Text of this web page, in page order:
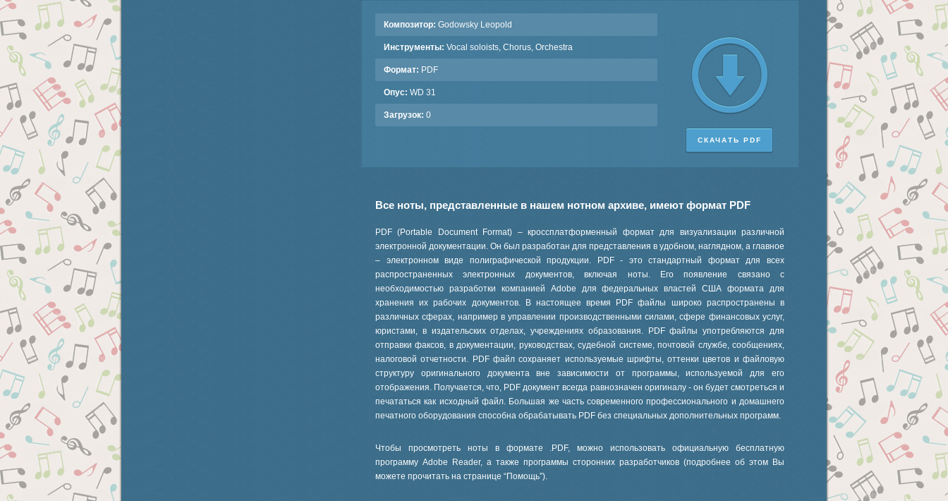
Композитор: Godowsky Leopold
Инструменты: Vocal soloists, Chorus, Orchestra
Формат: PDF
Опус: WD 31
Загрузок: 0
СКАЧАТЬ PDF
Все ноты, представленные в нашем нотном архиве, имеют формат PDF
PDF (Portable Document Format) – кроссплатформенный формат для визуализации различной
электронной документации. Он был разработан для представления в удобном, наглядном, а главное
– электронном виде полиграфической продукции. PDF - это стандартный формат для всех
распространенных электронных документов, включая ноты. Его появление связано с
необходимостью разработки компанией Adobe для федеральных властей США формата для
хранения их рабочих документов. В настоящее время PDF файлы широко распространены в
различных сферах, например в управлении производственными силами, сфере финансовых услуг,
юристами, в издательских отделах, учреждениях образования. PDF файлы употребляются для
отправки факсов, в документации, руководствах, судебной системе, почтовой службе, сообщениях,
налоговой отчетности. PDF файл сохраняет используемые шрифты, оттенки цветов и файловую
структуру оригинального документа вне зависимости от программы, используемой для его
отображения. Получается, что, PDF документ всегда равнозначен оригиналу - он будет смотреться и
печататься как исходный файл. Большая же часть современного профессионального и домашнего
печатного оборудования способна обрабатывать PDF без специальных дополнительных программ.
Чтобы просмотреть ноты в формате .PDF, можно использовать официальную бесплатную
программу Adobe Reader, а также программы сторонних разработчиков (подробнее об этом Вы
можете прочитать на странице “Помощь”).